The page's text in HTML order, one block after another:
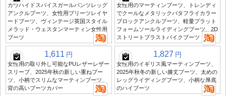
カウハイドスパイスガールパンツレッグ
アンクルブーツ、女性用プリーツレイヤ
ードブーツ、ヴィンテージ英国スタイル
メラッド・ウェスタンマーティン女性用
ブーツ
女性用のマーティンブーツ、トレンディ
でクールなメタリックバタフライカラー
ブロックアンクルブーツ、軽量プラット
フォームソールライディングブーツ、2D
ストリートブラストバイクブーツ
1,611 円
女性用の取り外し可能なPUレザーレザー
スリーブ、2025年秋の新しい重ねブー
ツ、小柄でスリムなマーティンブーツ、
背の高いブーツカバー
1,827 円
女性用のイギリス風マーティンブーツ、
2025年秋冬の新しい膝丈ブーツ、太めの
レッグライディングブーツ、小柄な厚底
のハイブーツ